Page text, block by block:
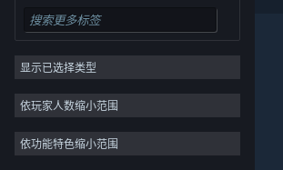
免费开玩
角色扮演
大型多人在线
独立
休闲
显示已选择类型
依玩家人数缩小范围
依功能特色缩小范围